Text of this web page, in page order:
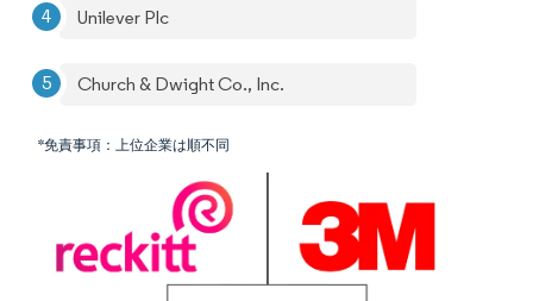
Unilever Plc
Church & Dwight Co., Inc.
*免責事項：上位企業は順不同